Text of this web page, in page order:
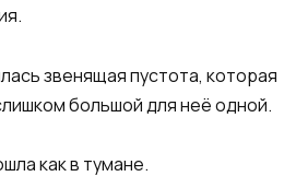
звенящая пустота, которая
большой для неё одной.
как в тумане.